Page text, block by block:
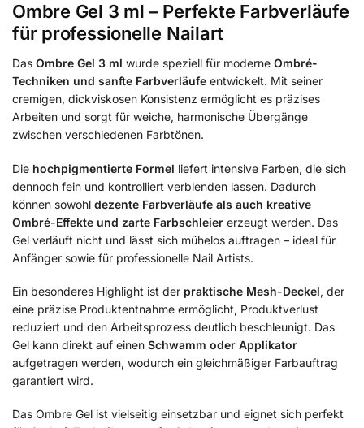
Ombre Gel 3 ml – Perfekte Farbverläufe
für professionelle Nailart
Das Ombre Gel 3 ml wurde speziell für moderne Ombré-
Techniken und sanfte Farbverläufe entwickelt. Mit seiner
cremigen, dickviskosen Konsistenz ermöglicht es präzises
Arbeiten und sorgt für weiche, harmonische Übergänge
zwischen verschiedenen Farbtönen.
Die hochpigmentierte Formel liefert intensive Farben, die sich
dennoch fein und kontrolliert verblenden lassen. Dadurch
können sowohl dezente Farbverläufe als auch kreative
Ombré-Effekte und zarte Farbschleier erzeugt werden. Das
Gel verläuft nicht und lässt sich mühelos auftragen – ideal für
Anfänger sowie für professionelle Nail Artists.
Ein besonderes Highlight ist der praktische Mesh-Deckel, der
eine präzise Produktentnahme ermöglicht, Produktverlust
reduziert und den Arbeitsprozess deutlich beschleunigt. Das
Gel kann direkt auf einen Schwamm oder Applikator
aufgetragen werden, wodurch ein gleichmäßiger Farbauftrag
garantiert wird.
Das Ombre Gel ist vielseitig einsetzbar und eignet sich perfekt